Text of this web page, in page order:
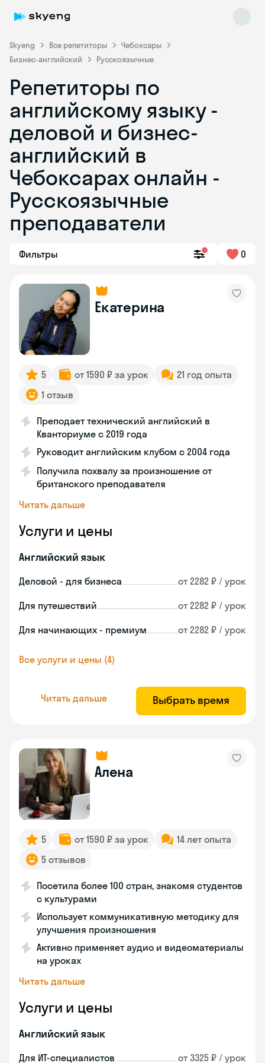
Skyeng Все репетиторы
Чебоксары
Бизнес-английский
Русскоязычные
Репетиторы по
английскому языку -
деловой и бизнес-
английский в
Чебоксарах онлайн -
Русскоязычные
преподаватели
Фильтры 0
Екатерина
5 от 1590 ₽ за урок
21 год опыта
1 отзыв
Преподает технический английский в
Кванториуме с 2019 года
Руководит английским клубом с 2004 года
Получила похвалу за произношение от
британского преподавателя
Читать дальше
Услуги и цены
Английский язык
Деловой - для бизнеса от 2282 ₽ / урок
Для путешествий от 2282 ₽ / урок
Для начинающих - премиум от 2282 ₽ / урок
Все услуги и цены (4)
Читать дальше Выбрать время
Алена
5 от 1590 ₽ за урок
14 лет опыта
5 отзывов
Посетила более 100 стран, знакомя студентов
с культурами
Использует коммуникативную методику для
улучшения произношения
Активно применяет аудио и видеоматериалы
на уроках
Читать дальше
Услуги и цены
Английский язык
Для ИТ-специалистов от 3325 ₽ / урок
Skyeng Chat